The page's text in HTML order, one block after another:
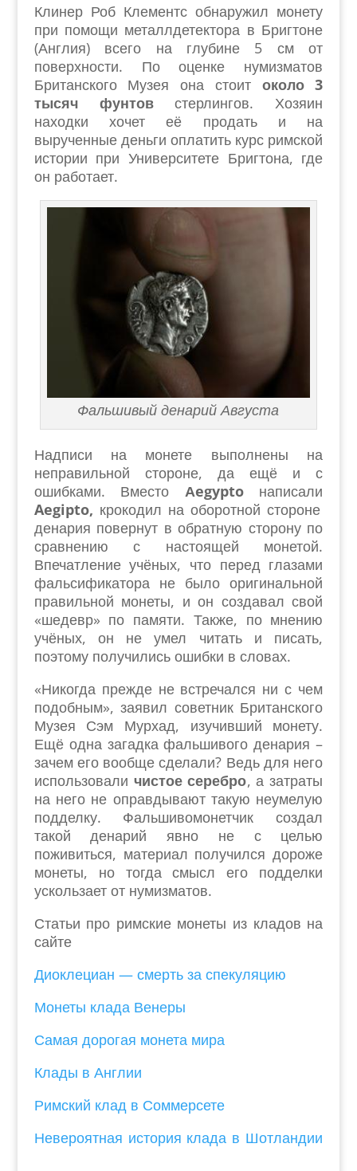
Клинер Роб Клементс обнаружил монету
при помощи металлдетектора в Бригтоне
(Англия) всего на глубине 5 см от
поверхности. По оценке нумизматов
Британского Музея она стоит около 3
тысяч фунтовстерлингов. Хозяин
находки хочет её продать и на
вырученные деньги оплатить курс римской
истории при Университете Бригтона, где
он работает.
Фальшивый денарий Августа
Надписи на монете выполнены на
неправильной стороне, да ещё и с
ошибками. Вместо Аegyptoнаписали
Aegipto, крокодил на оборотной стороне
денария повернут в обратную сторону по
сравнению с настоящей монетой.
Впечатление учёных, что перед глазами
фальсификатора не было оригинальной
правильной монеты, и он создавал свой
«шедевр» по памяти. Также, по мнению
учёных, он не умел читать и писать,
поэтому получились ошибки в словах.
«Никогда прежде не встречался ни с чем
подобным», заявил советник Британского
Музея Сэм Мурхад, изучивший монету.
Ещё одна загадка фальшивого денария –
зачем его вообще сделали? Ведь для него
использовали чистое серебро, а затраты
на него не оправдывают такую неумелую
подделку. Фальшивомонетчик создал
такой денарий явно не с целью
поживиться, материал получился дороже
монеты, но тогда смысл его подделки
ускользает от нумизматов.
Статьи про римские монеты из кладов на
сайте
Диоклециан — смерть за спекуляцию
Монеты клада Венеры
Самая дорогая монета мира
Клады в Англии
Римский клад в Соммерсете
Невероятная история клада в Шотландии